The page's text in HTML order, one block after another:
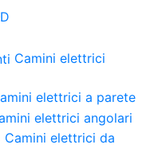
Camini elettrici
elettrici a parete
elettrici angolari
Camini elettrici da